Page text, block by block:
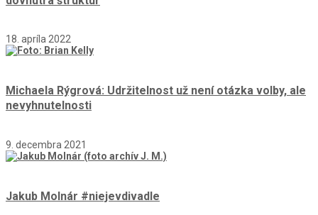
18. apríla 2022
Michaela Rýgrová: Udržitelnost už není otázka volby, ale
nevyhnutelnosti
9. decembra 2021
Jakub Molnár #niejevdivadle